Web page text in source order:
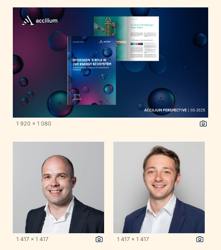
1 920 x 1 080
1 417 x 1 417 1 417 x 1 417